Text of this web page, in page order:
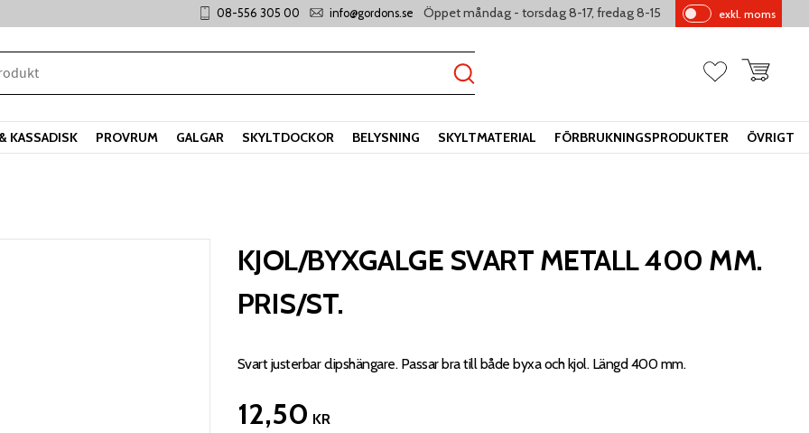
08-556 305 00 info@gordons.se Öppet måndag - torsdag 8-17, fredag 8-15
Pr
s
exkl. moms
FavoriterKundvagn
KASSADISK PROVRUM GALGAR SKYLTDOCKOR BELYSNING SKYLTMATERIAL FÖRBRUKNINGSPRODUKTER ÖVRIGT
KJOL/BYXGALGE SVART METALL 400 MM.
PRIS/ST.
Svart justerbar clipshängare. Passar bra till både byxa och kjol. Längd 400 mm.
12,50 KR